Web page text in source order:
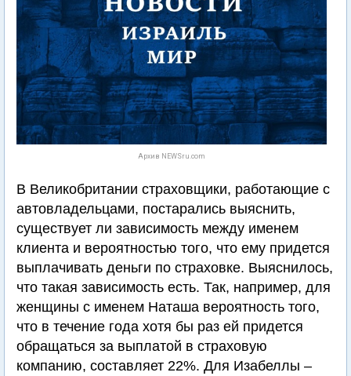
Архив NEWSru.com
В Великобритании страховщики, работающие с
автовладельцами, постарались выяснить,
существует ли зависимость между именем
клиента и вероятностью того, что ему придется
выплачивать деньги по страховке. Выяснилось,
что такая зависимость есть. Так, например, для
женщины с именем Наташа вероятность того,
что в течение года хотя бы раз ей придется
обращаться за выплатой в страховую
компанию, составляет 22%. Для Изабеллы –